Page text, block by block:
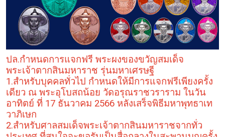
ปล.กำหนดการแจกฟรี พระผงของขวัญสมเด็จ
พระเจ้าตากสินมหาราช รุ่นมหาเศรษฐี
1.สำหรับบุคคลทั่วไป กำหนดให้มีการแจกฟรีเพียงครั้ง
เดียว ณ พระอุโบสถน้อย วัดอรุณราชวราราม ในวัน
อาทิตย์ ที่ 17 ธันวาคม 2566 หลังเสร็จพิธีมหาพุทธาเท
วาภิเษก
2.สำหรับศาลสมเด็จพระเจ้าตากสินมหาราชจากทั่ว